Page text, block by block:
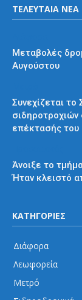
ΤΕΛΕΥΤΑΙΑ ΝΕΑ
Μεταβολές
Αυγούστου
Συνεχίζεται
επέκτασής του
Άνοιξε το
Ήταν κλειστό
ΚΑΤΗΓΟΡΙΕΣ
Διάφορα
Λεωφορεία
Μετρό